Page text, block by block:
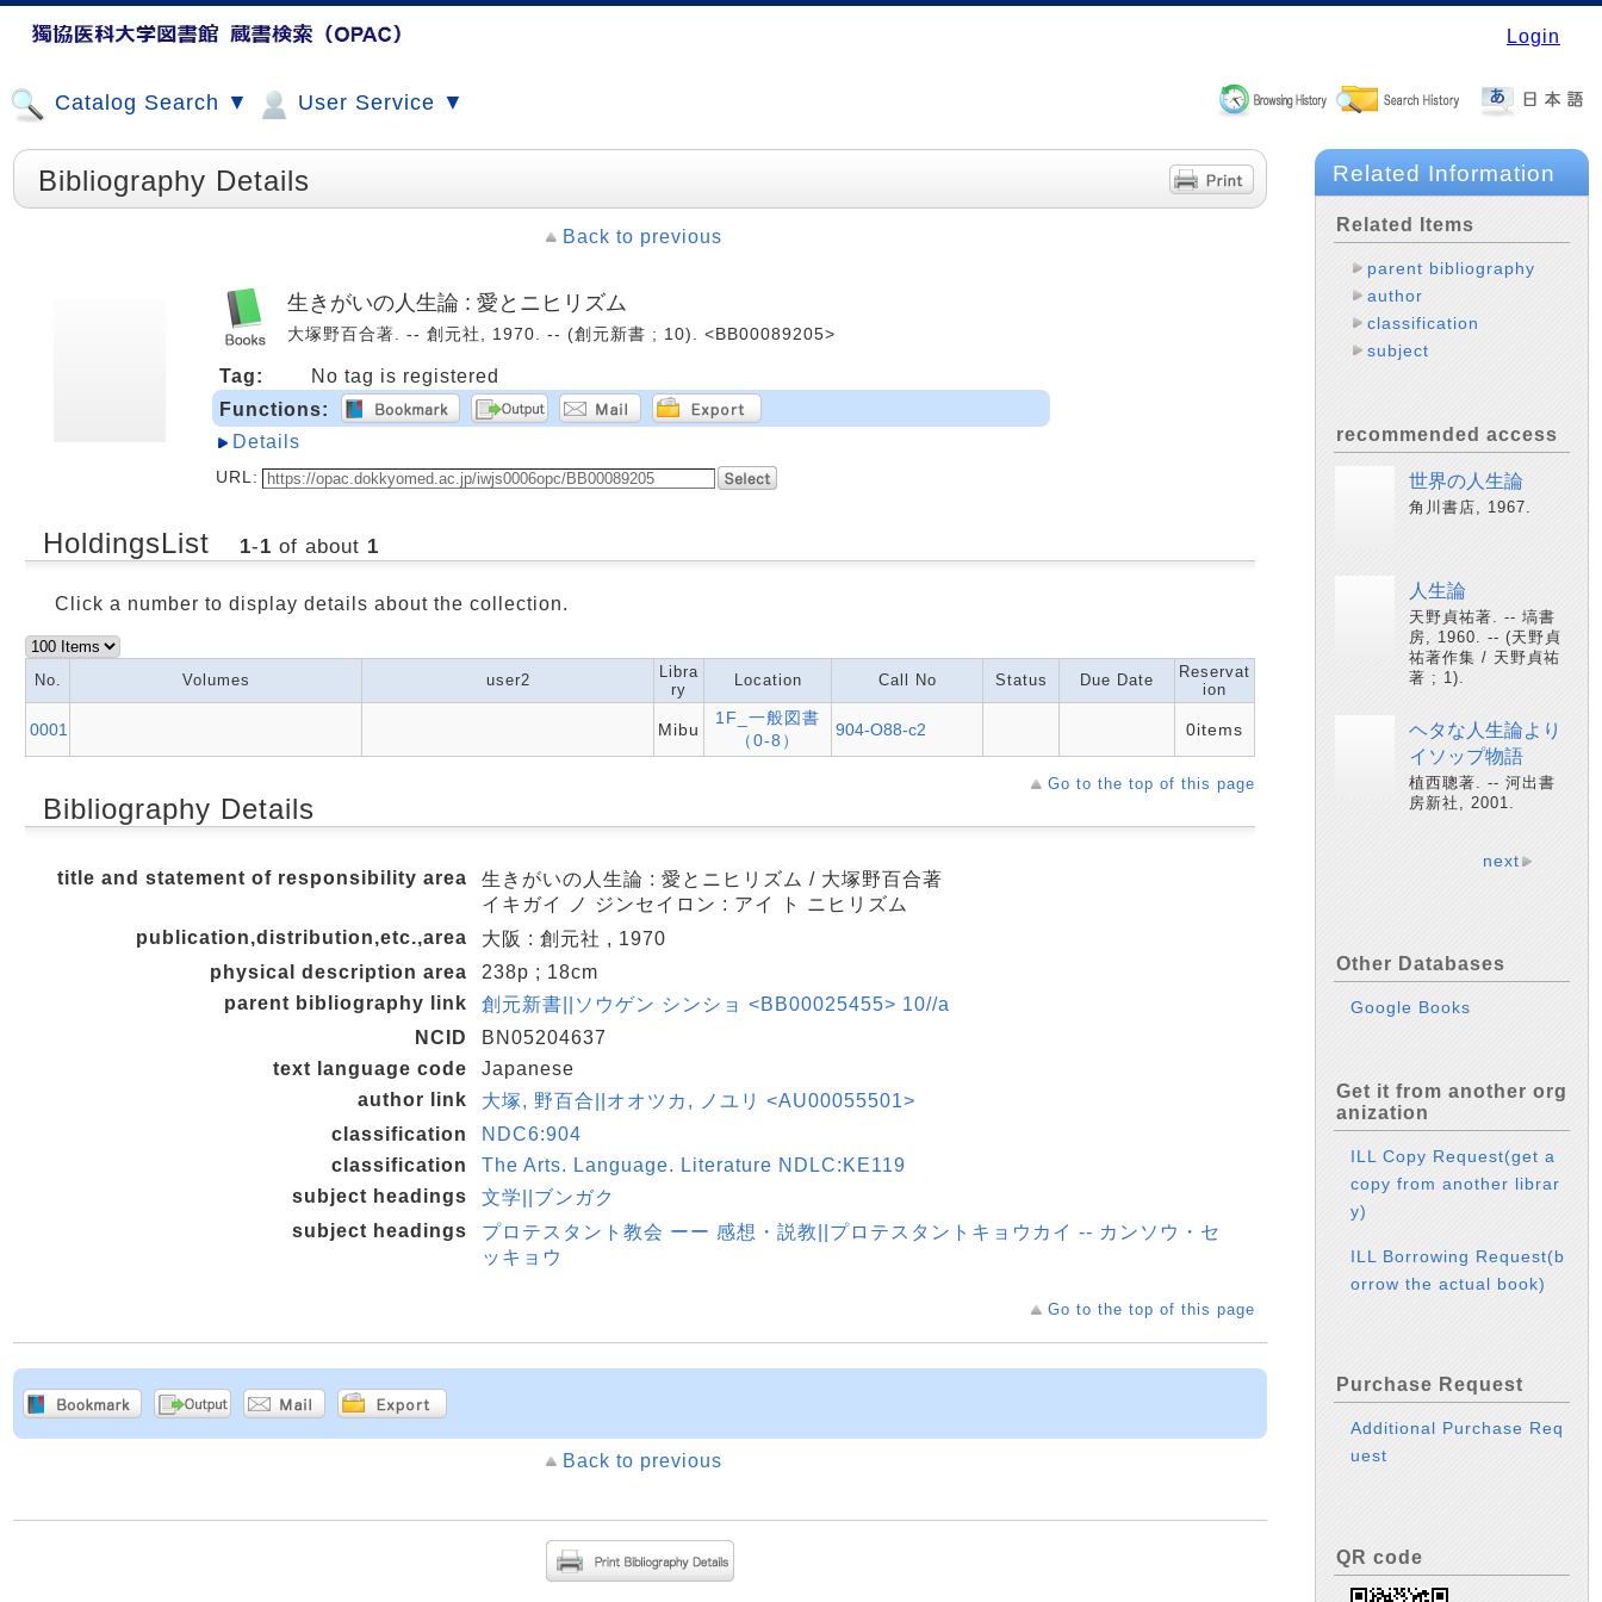
Login
Catalog Search ▼ User Service ▼
Bibliography Details
Back to previous
生きがいの人生論 : 愛とニヒリズム
大塚野百合著. -- 創元社, 1970. -- (創元新書 ; 10). <BB00089205>
Tag:
No tag is registered
Functions:
Details
URL:
HoldingsList 1-1 of about 1
Click a number to display details about the collection.
No. Volumes user2
Libra
ry
Location Call No Status Due Date
Reservat
ion
0001 Mibu
1F_一般図書
（0-8）
904-O88-c2 0items
Go to the top of this page
Bibliography Details
title and statement of responsibility area
生きがいの人生論 : 愛とニヒリズム / 大塚野百合著
イキガイ ノ ジンセイロン : アイ ト ニヒリズム
publication,distribution,etc.,area
大阪 : 創元社 , 1970
physical description area
238p ; 18cm
parent bibliography link
創元新書||ソウゲン シンショ <BB00025455> 10//a
NCID
BN05204637
text language code
Japanese
author link
大塚, 野百合||オオツカ, ノユリ <AU00055501>
classification
NDC6:904
classification
The Arts. Language. Literature NDLC:KE119
subject headings
文学||ブンガク
subject headings
プロテスタント教会 ーー 感想・説教||プロテスタントキョウカイ -- カンソウ・セ
ッキョウ
Go to the top of this page
Back to previous
Related Information
Related Items
parent bibliography
author
classification
subject
recommended access
世界の人生論
角川書店, 1967.
人生論
天野貞祐著. -- 塙書
房, 1960. -- (天野貞
祐著作集 / 天野貞祐
著 ; 1).
ヘタな人生論より
イソップ物語
植西聰著. -- 河出書
房新社, 2001.
next
Other Databases
Google Books
Get it from another org
anization
ILL Copy Request(get a
copy from another librar
y)
ILL Borrowing Request(b
orrow the actual book)
Purchase Request
Additional Purchase Req
uest
QR code